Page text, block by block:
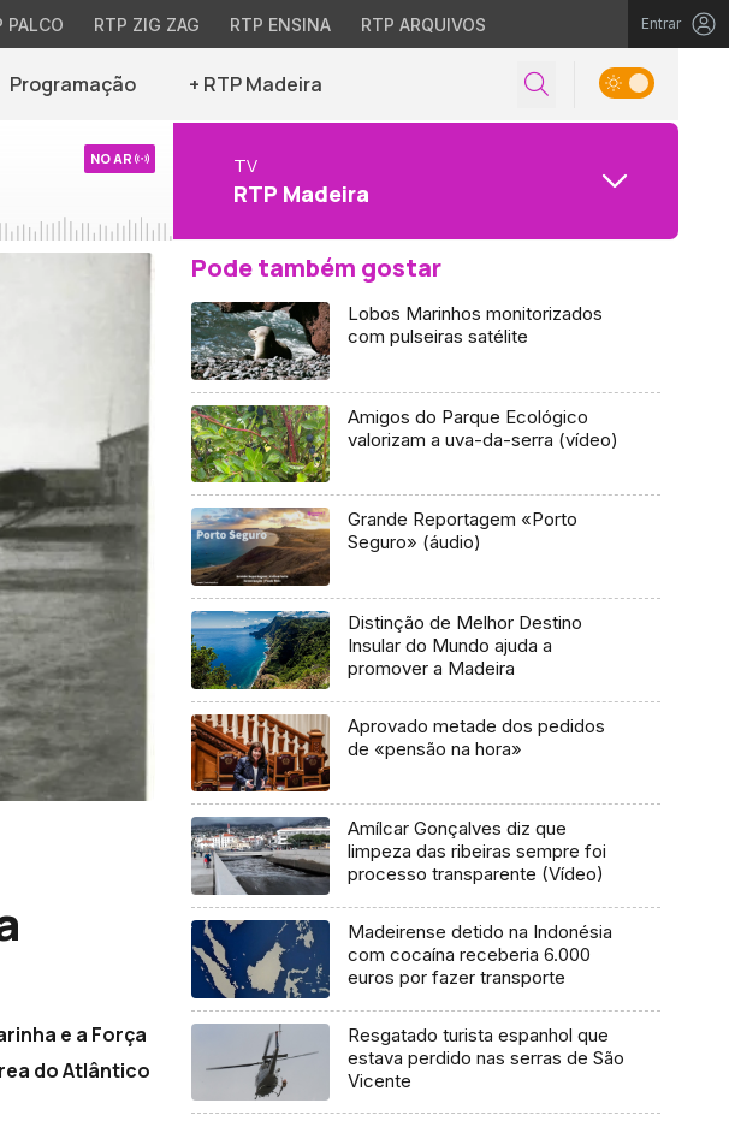
PALCO RTP ZIG ZAG RTP ENSINA RTP ARQUIVOS Entrar
Programação + RTP Madeira
NO AR TV
RTP Madeira
e a Força
do Atlântico
Pode também gostar
Lobos Marinhos monitorizados
com pulseiras satélite
Amigos do Parque Ecológico
valorizam a uva-da-serra (vídeo)
Grande Reportagem «Porto
Seguro» (áudio)
Distinção de Melhor Destino
Insular do Mundo ajuda a
promover a Madeira
Aprovado metade dos pedidos
de «pensão na hora»
Amílcar Gonçalves diz que
limpeza das ribeiras sempre foi
processo transparente (Vídeo)
Madeirense detido na Indonésia
com cocaína receberia 6.000
euros por fazer transporte
Resgatado turista espanhol que
estava perdido nas serras de São
Vicente